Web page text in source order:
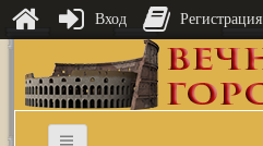
Вход Регистрация